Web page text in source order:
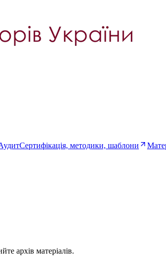
Сертифікація, методики, шаблони
архів матеріалів.